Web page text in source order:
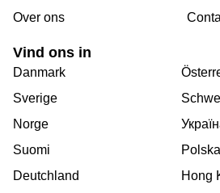
Over ons
Vind ons in
Danmark
Sverige
Norge
Suomi
Deutchland
Polska
Hong